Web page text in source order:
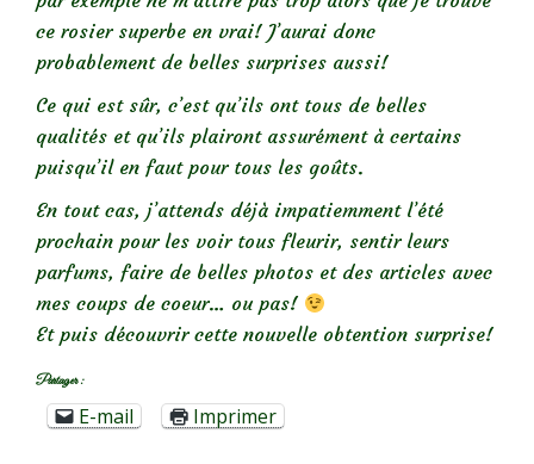
ce rosier superbe en vrai! J’aurai donc
probablement de belles surprises aussi!
Ce qui est sûr, c’est qu’ils ont tous de belles
qualités et qu’ils plairont assurément à certains
puisqu’il en faut pour tous les goûts.
En tout cas, j’attends déjà impatiemment l’été
prochain pour les voir tous fleurir, sentir leurs
parfums, faire de belles photos et des articles avec
mes coups de coeur… ou pas!
Et puis découvrir cette nouvelle obtention surprise!
Partager :
E-mail Imprimer